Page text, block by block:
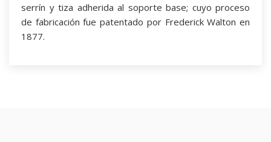
serrín y tiza adherida al soporte base; cuyo proceso
de fabricación fue patentado por Frederick Walton en
1877.